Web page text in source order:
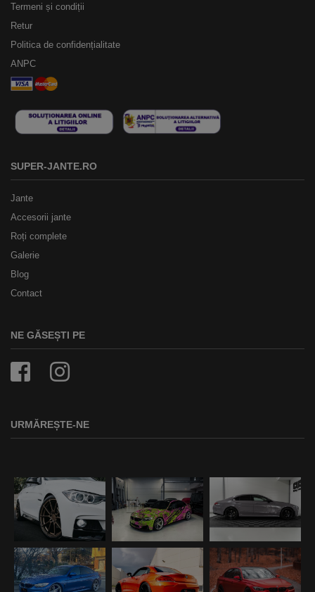
Termeni și condiții
Retur
Politica de confidențialitate
ANPC
SUPER-JANTE.RO
Jante
Accesorii jante
Roți complete
Galerie
Blog
Contact
NE GĂSEȘTI PE
URMĂREȘTE-NE